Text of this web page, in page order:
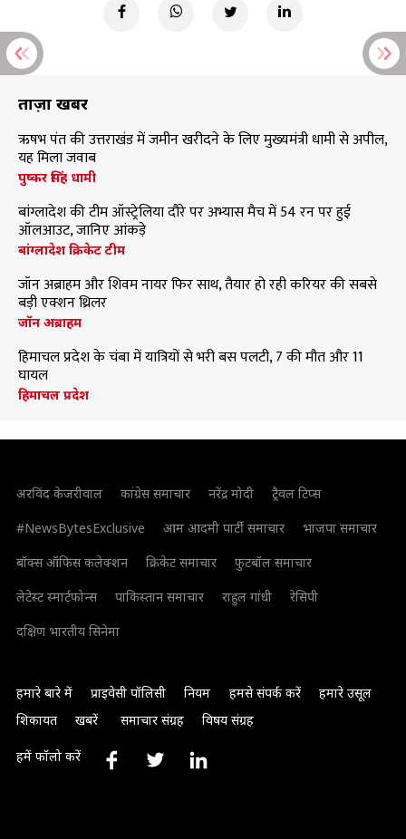
ताज़ा खबरें
ऋषभ पंत की उत्तराखंड में जमीन खरीदने के लिए मुख्यमंत्री धामी से अपील,
यह मिला जवाब
पुष्कर सिंह धामी
बांग्लादेश की टीम ऑस्ट्रेलिया दौरे पर अभ्यास मैच में 54 रन पर हुई
ऑलआउट, जानिए आंकड़े
बांग्लादेश क्रिकेट टीम
जॉन अब्राहम और शिवम नायर फिर साथ, तैयार हो रही करियर की सबसे
बड़ी एक्शन थ्रिलर
जॉन अब्राहम
हिमाचल प्रदेश के चंबा में यात्रियों से भरी बस पलटी, 7 की मौत और 11
घायल
हिमाचल प्रदेश
अरविंद केजरीवाल कांग्रेस समाचार नरेंद्र मोदी
ट्रैवल टिप्स
#NewsBytesExclusive
आम आदमी पार्टी समाचार
भाजपा समाचार
बॉक्स ऑफिस कलेक्शन
क्रिकेट समाचार
फुटबॉल समाचार
लेटेस्ट स्मार्टफोन्स
पाकिस्तान समाचार राहुल गांधी
रेसिपी
दक्षिण भारतीय सिनेमा
हमारे बारे में प्राइवेसी पॉलिसी नियम हमसे संपर्क करें
हमारे उसूल
शिकायत
खबरें समाचार संग्रह विषय संग्रह
हमें फॉलो करें